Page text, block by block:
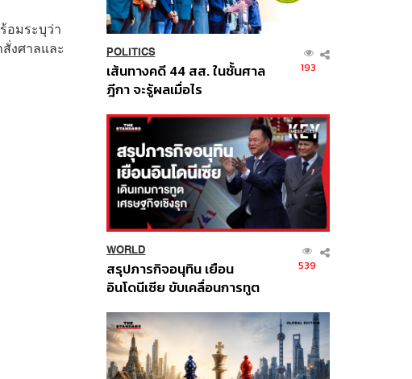
อมระบุว่า
งศาลและ
POLITICS
เส้นทางคดี 44 สส. ในชั้นศาล
ฎีกา จะรู้ผลเมื่อไร
193
WORLD
สรุปภารกิจอนุทิน เยือน
อินโดนีเซีย ขับเคลื่อนการทูต
ส่วนยุทธศาสตร์ไทย –
อินโดนีเซีย
539